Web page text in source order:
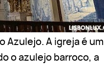
Azulejo. A igreja é um
o azulejo barroco, a